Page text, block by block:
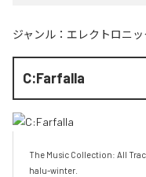
ジャンル： エレクトロニッ
C:Farfalla
The Music Collection: All
halu-winter.